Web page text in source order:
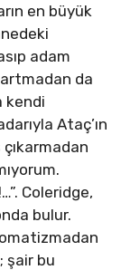
en büyük
adam
artmadan da
kendi
Ataç’ın
çıkarmadan
Coleridge,
bulur.
şair bu